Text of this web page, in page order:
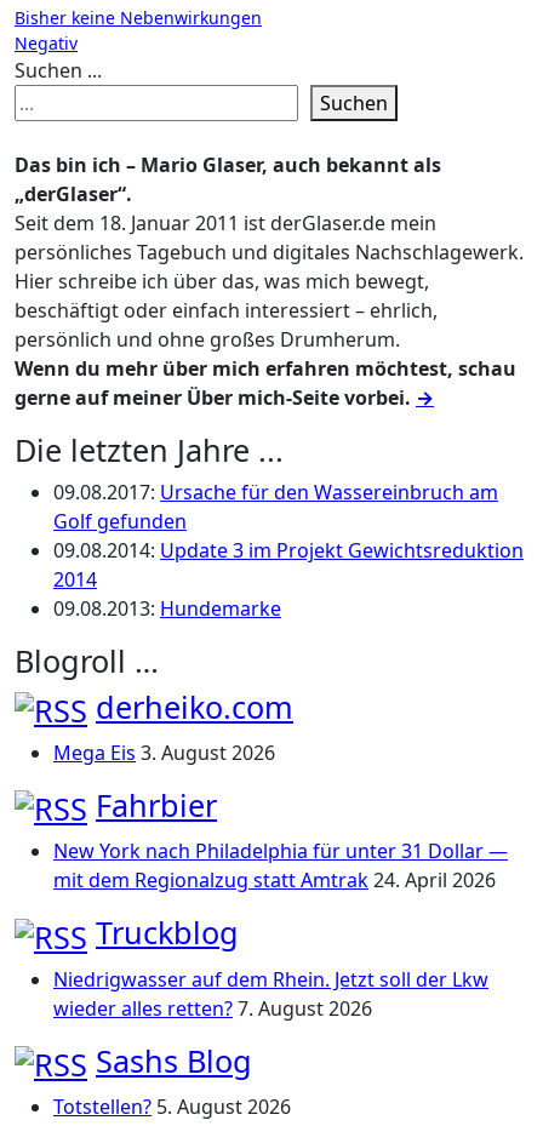
Beitragsnavigation
Bisher keine Nebenwirkungen
Negativ
Suchen ...
Suchen
Das bin ich – Mario Glaser, auch bekannt als
„derGlaser“.
Seit dem 18. Januar 2011 ist derGlaser.de mein
persönliches Tagebuch und digitales Nachschlagewerk.
Hier schreibe ich über das, was mich bewegt,
beschäftigt oder einfach interessiert – ehrlich,
persönlich und ohne großes Drumherum.
Wenn du mehr über mich erfahren möchtest, schau
gerne auf meiner Über mich-Seite vorbei. →
Die letzten Jahre ...
09.08.2017: Ursache für den Wassereinbruch am
Golf gefunden
09.08.2014: Update 3 im Projekt Gewichtsreduktion
2014
09.08.2013: Hundemarke
Blogroll …
derheiko.com
Mega Eis 3. August 2026
Fahrbier
New York nach Philadelphia für unter 31 Dollar —
mit dem Regionalzug statt Amtrak24. April 2026
Truckblog
Niedrigwasser auf dem Rhein. Jetzt soll der Lkw
wieder alles retten?7. August 2026
Sashs Blog
Totstellen? 5. August 2026